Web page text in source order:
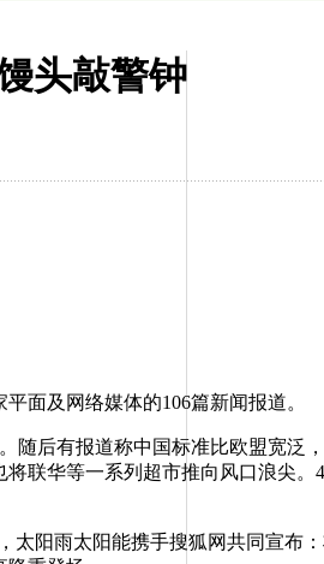
头敲警钟
面及网络媒体的106篇新闻报道。
后有报道称中国标准比欧盟宽泛
联华等一系列超市推向风口浪尖
阳雨太阳能携手搜狐网共同宣布